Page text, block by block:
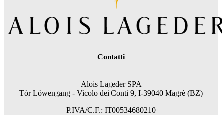
Contatti
Alois Lageder SPA
Tòr Löwengang - Vicolo dei Conti 9, I-39040 Magrè (BZ)
P.IVA/C.F.: IT00534680210